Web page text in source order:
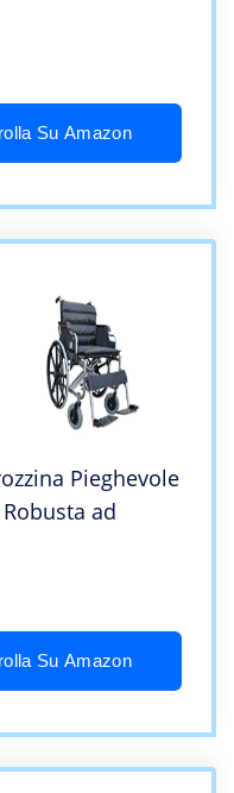
Su Amazon
Pieghevole
ad
Su Amazon